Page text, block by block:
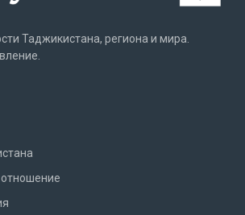
Таджикистана, региона и мира.